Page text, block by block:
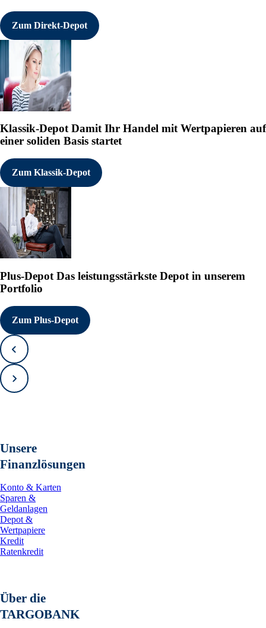
Zum Direkt-Depot
Klassik-DepotDamit Ihr Handel mit Wertpapieren auf
einer soliden Basis startet
Zum Klassik-Depot
Plus-Depot Das leistungsstärkste Depot in unserem
Portfolio
Zum Plus-Depot
Zurück
Vorwärts
Unsere
Finanzlösungen
Konto & Karten
Sparen &
Geldanlagen
Depot &
Wertpapiere
Kredit
Ratenkredit
Über die
TARGOBANK